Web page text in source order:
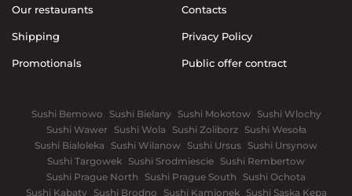
Our restaurants
Shipping
Promotionals
Contacts
Privacy Policy
Public offer contract
Sushi Bemowo Sushi Bielany Sushi Mokotow
Sushi Wlochy
Sushi Wawer
Sushi Wola Sushi Zoliborz
Sushi Wesoła
Sushi Bialoleka
Sushi Wilanow Sushi Ursus Sushi Ursynow
Sushi Targowek Sushi Srodmiescie Sushi Rembertow
Sushi Prague North
Sushi Prague South
Sushi Ochota
Sushi Kabaty
Sushi Brodno Sushi Kamionek Sushi Saska Kepa